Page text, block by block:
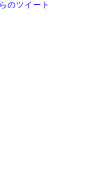
のツイート